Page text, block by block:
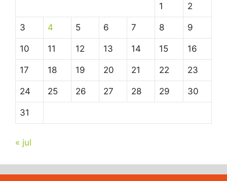
1 2
3 4 5 6 7 8 9
10 11 12 13 14 15 16
17 18 19 20 21 22 23
24 25 26 27 28 29 30
31
« jul